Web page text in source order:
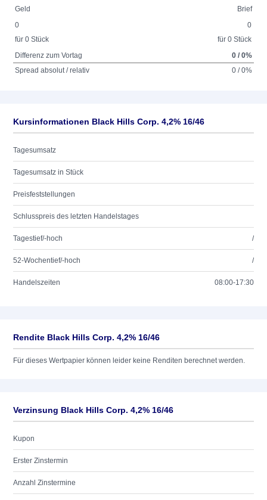
Geld
Brief
0
für 0 Stück
0
für 0 Stück
Differenz zum Vortag
0 / 0%
Spread absolut / relativ
0 / 0%
Kursinformationen Black Hills Corp. 4,2% 16/46
Tagesumsatz
Tagesumsatz in Stück
Preisfeststellungen
Schlusspreis des letzten Handelstages
Tagestief/-hoch /
52-Wochentief/-hoch /
Handelszeiten 08:00-17:30
Rendite Black Hills Corp. 4,2% 16/46
Für dieses Wertpapier können leider keine Renditen berechnet werden.
Verzinsung Black Hills Corp. 4,2% 16/46
Kupon
Erster Zinstermin
Anzahl Zinstermine